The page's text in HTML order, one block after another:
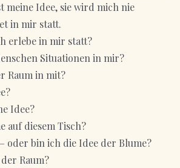
meine Idee, sie wird mich nie
in mir statt.
erlebe in mir statt?
Situationen in mir?
Raum in mit?
Idee?
auf diesem Tisch?
oder bin ich die Idee der Blume?
Raum?